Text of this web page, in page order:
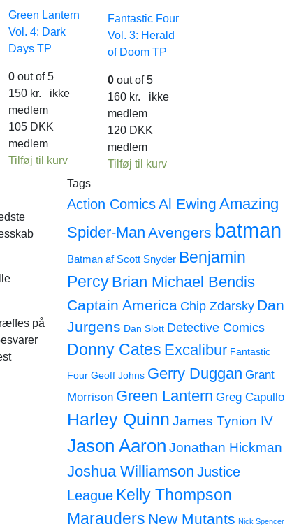
Green Lantern
Vol. 4: Dark
Days TP
0out of 5
150 kr. ikke
medlem
105 DKK
medlem
Tilføj til kurv
Fantastic Four
Vol. 3: Herald
of Doom TP
0 out of 5
160 kr. ikke
medlem
120 DKK
medlem
Tilføj til kurv
på
Tags
Action Comics Al Ewing Amazing
Spider-Man Avengers batman
Batman af Scott Snyder Benjamin
Percy Brian Michael Bendis
Captain America Chip Zdarsky Dan
Jurgens Dan Slott Detective Comics
Donny Cates Excalibur Fantastic
Four Geoff Johns Gerry Duggan Grant
Morrison Green Lantern Greg Capullo
Harley Quinn James Tynion IV
Jason Aaron Jonathan Hickman
Joshua Williamson Justice
League Kelly Thompson
Marauders New Mutants Nick Spencer